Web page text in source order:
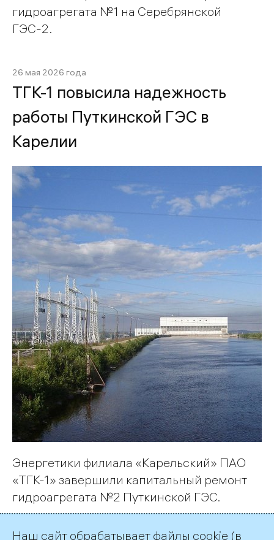
гидроагрегата №1 на Серебрянской
ГЭС-2.
26 мая 2026 года
ТГК-1 повысила надежность
работы Путкинской ГЭС в
Карелии
Энергетики филиала «Карельский» ПАО
«ТГК-1» завершили капитальный ремонт
гидроагрегата №2 Путкинской ГЭС.
Наш сайт обрабатывает файлы cookie (в